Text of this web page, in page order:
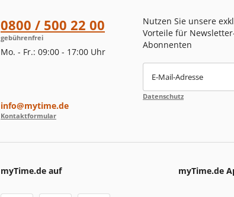
0800 / 500 22 00
gebührenfrei
Mo. - Fr.: 09:00 - 17:00 Uhr
info@mytime.de
Kontaktformular
Nutzen Sie unsere
Vorteile für
Abonnenten
E-Mail-Adresse
Datenschutz
myTime.de auf myTime.de